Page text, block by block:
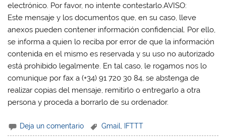
electrónico. Por favor, no intente contestarlo.AVISO:
Este mensaje y los documentos que, en su caso, lleve
anexos pueden contener información confidencial. Por ello,
se informa a quien lo reciba por error de que la información
contenida en el mismo es reservada y su uso no autorizado
está prohibido legalmente. En tal caso, le rogamos nos lo
comunique por fax a (+34) 91 720 30 84, se abstenga de
realizar copias del mensaje, remitirlo o entregarlo a otra
persona y proceda a borrarlo de su ordenador.
Deja un comentario Gmail IFTTT